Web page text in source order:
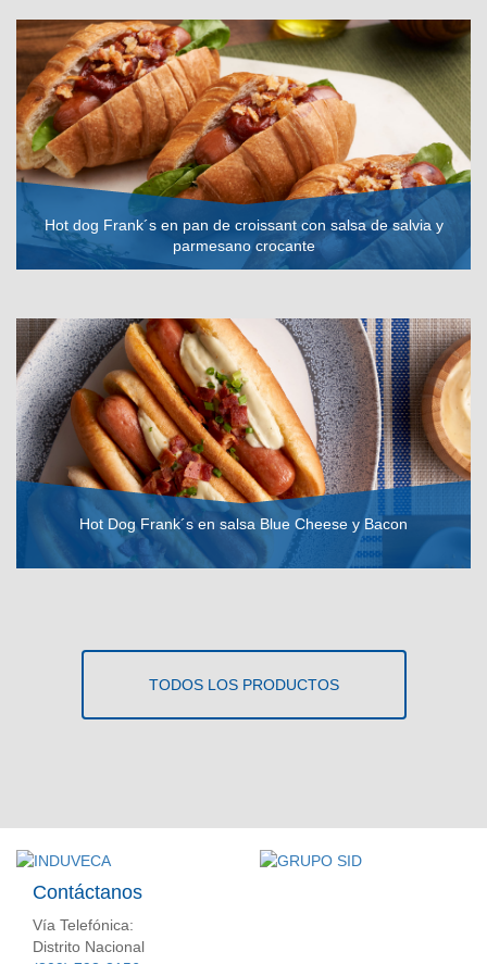
Hot dog Frank´s en pan de croissant con salsa de salvia y
parmesano crocante
Hot Dog Frank´s en salsa Blue Cheese y Bacon
TODOS LOS PRODUCTOS
Contáctanos
Vía Telefónica:
Distrito Nacional